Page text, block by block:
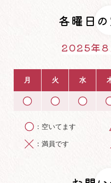
各曜日
2025年8
月 火 水
空いてます
満員です